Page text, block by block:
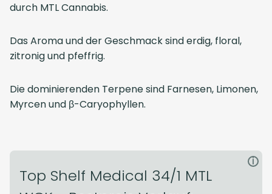
durch MTL Cannabis.
Das Aroma und der Geschmack sind erdig, floral,
zitronig und pfeffrig.
Die dominierenden Terpene sind Farnesen, Limonen,
Myrcen und β-Caryophyllen.
Top Shelf Medical 34/1 MTL
i